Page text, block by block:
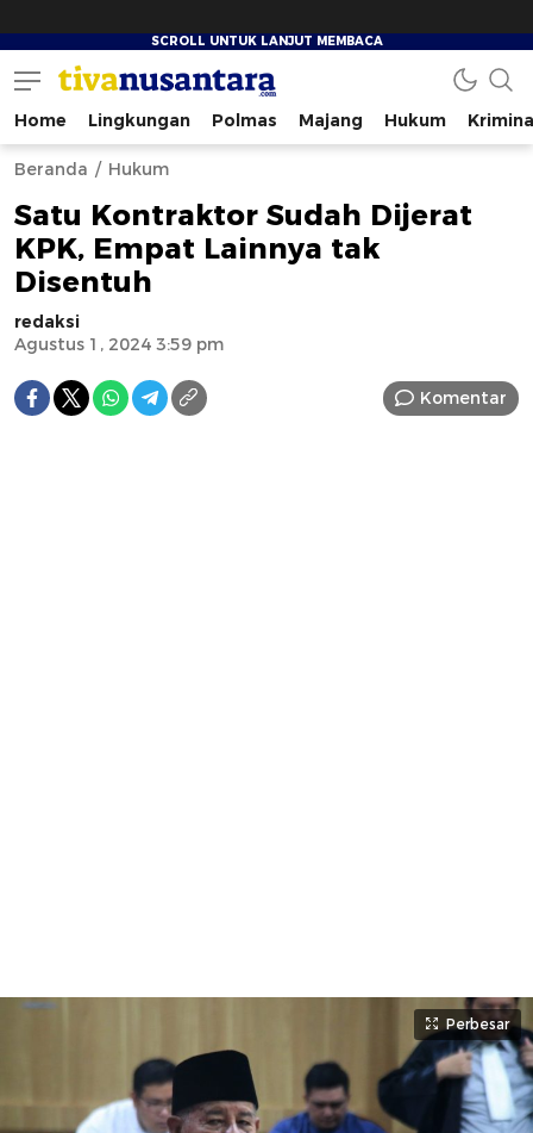
tivanusantara.com
Berita Nusantara
Home Lingkungan Polmas Majang Hukum
Beranda Hukum
Satu Kontraktor Sudah Dijerat
KPK, Empat Lainnya tak
Disentuh
redaksi
Agustus 1, 2024 3:59 pm
Komentar
Perbesar